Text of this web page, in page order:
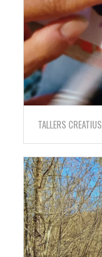
TALLERS CREATIUS